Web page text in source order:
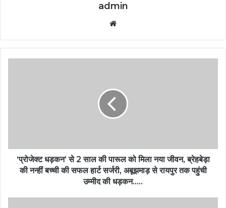
admin
‘प्रोजेक्ट धड़कन’ से 2 साल की पारूल को मिला नया जीवन, ब्रेहबेड़ा
की नन्हीं बच्ची की सफल हार्ट सर्जरी, अबूझमाड़ से रायपुर तक पहुंची
उम्मीद की धड़कन…..